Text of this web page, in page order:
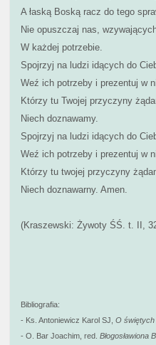
A łaską Boską racz do tego
Nie opuszczaj nas,
W każdej potrzebie.
Spojrzyj na ludzi idących do
Weź ich potrzeby i prezentuj w
Którzy tu Twojej przyczyny
Niech doznawamy.
Spojrzyj na ludzi idących do
Weź ich potrzeby i prezentuj w
Którzy tu twojej przyczyny
Niech doznawarny. Amen.
(Kraszewski: Żywoty ŚŚ. t. II,
Bibliografia:
- Ks. Antoniewicz Karol SJ, O świętych
- O. Bar Joachim, red. Błogosławiona